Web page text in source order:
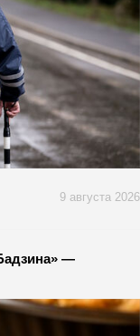
9 августа 2026
—